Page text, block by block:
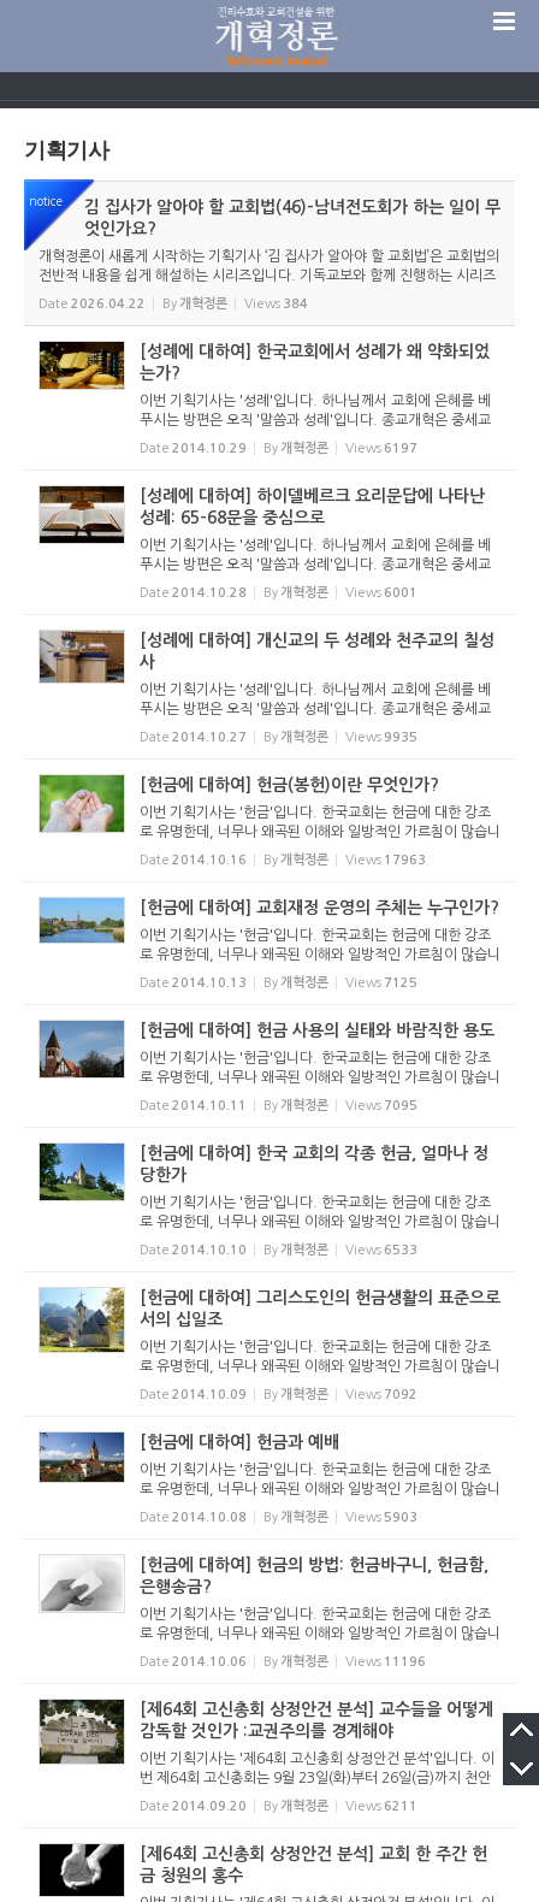
기획기사
notice
김 집사가 알아야 할 교회법(46)-남녀전도회가 하는 일이 무
엇인가요?
개혁정론이 새롭게 시작하는 기획기사 ‘김 집사가 알아야 할 교회법’은 교회법의
전반적 내용을 쉽게 해설하는 시리즈입니다. 기독교보와 함께 진행하는 시리즈
로서 여기에 싣는 것은 기독교보의 허락을 받았습니다. 글 내용은 기독교보에
Date 2026.04.22 By 개혁정론 Views 384
[성례에 대하여] 한국교회에서 성례가 왜 약화되었
는가?
이번 기획기사는 '성례'입니다. 하나님께서 교회에 은혜를 베
푸시는 방편은 오직 '말씀과 성례'입니다. 종교개혁은 중세교
회를 비판하면서 말씀 중심의 예배를 회복했지만 성례에 있어
서는 지나치게 반동적인 태도를 취했습니다. 이것을 이어받은
Date 2014.10.29 By 개혁정론 Views 6197
[성례에 대하여] 하이델베르크 요리문답에 나타난
성례: 65-68문을 중심으로
이번 기획기사는 '성례'입니다. 하나님께서 교회에 은혜를 베
푸시는 방편은 오직 '말씀과 성례'입니다. 종교개혁은 중세교
회를 비판하면서 말씀 중심의 예배를 회복했지만 성례에 있어
서는 지나치게 반동적인 태도를 취했습니다. 이것을 이어받은
Date 2014.10.28 By 개혁정론 Views 6001
[성례에 대하여] 개신교의 두 성례와 천주교의 칠성
사
이번 기획기사는 '성례'입니다. 하나님께서 교회에 은혜를 베
푸시는 방편은 오직 '말씀과 성례'입니다. 종교개혁은 중세교
회를 비판하면서 말씀 중심의 예배를 회복했지만 성례에 있어
서는 지나치게 반동적인 태도를 취했습니다. 이것을 이어받은
Date 2014.10.27 By 개혁정론 Views 9935
[헌금에 대하여] 헌금(봉헌)이란 무엇인가?
이번 기획기사는 '헌금'입니다. 한국교회는 헌금에 대한 강조
로 유명한데, 너무나 왜곡된 이해와 일방적인 가르침이 많습니
다. 이에 성경과 교회사를 통해 물질관과 헌금에 대한 가르침
을 확인해 보려고 합니다. 헌금을 예배와 직분 속에서 이해해
Date 2014.10.16 By 개혁정론 Views 17963
[헌금에 대하여] 교회재정 운영의 주체는 누구인가?
이번 기획기사는 '헌금'입니다. 한국교회는 헌금에 대한 강조
로 유명한데, 너무나 왜곡된 이해와 일방적인 가르침이 많습니
다. 이에 성경과 교회사를 통해 물질관과 헌금에 대한 가르침
을 확인해 보려고 합니다. 헌금을 예배와 직분 속에서 이해해
Date 2014.10.13 By 개혁정론 Views 7125
[헌금에 대하여] 헌금 사용의 실태와 바람직한 용도
이번 기획기사는 '헌금'입니다. 한국교회는 헌금에 대한 강조
로 유명한데, 너무나 왜곡된 이해와 일방적인 가르침이 많습니
다. 이에 성경과 교회사를 통해 물질관과 헌금에 대한 가르침
을 확인해 보려고 합니다. 헌금을 예배와 직분 속에서 이해해
Date 2014.10.11 By 개혁정론 Views 7095
[헌금에 대하여] 한국 교회의 각종 헌금, 얼마나 정
당한가
이번 기획기사는 '헌금'입니다. 한국교회는 헌금에 대한 강조
로 유명한데, 너무나 왜곡된 이해와 일방적인 가르침이 많습니
다. 이에 성경과 교회사를 통해 물질관과 헌금에 대한 가르침
을 확인해 보려고 합니다. 헌금을 예배와 직분 속에서 이해해
Date 2014.10.10 By 개혁정론 Views 6533
[헌금에 대하여] 그리스도인의 헌금생활의 표준으로
서의 십일조
이번 기획기사는 '헌금'입니다. 한국교회는 헌금에 대한 강조
로 유명한데, 너무나 왜곡된 이해와 일방적인 가르침이 많습니
다. 이에 성경과 교회사를 통해 물질관과 헌금에 대한 가르침
을 확인해 보려고 합니다. 헌금을 예배와 직분 속에서 이해해
Date 2014.10.09 By 개혁정론 Views 7092
[헌금에 대하여] 헌금과 예배
이번 기획기사는 '헌금'입니다. 한국교회는 헌금에 대한 강조
로 유명한데, 너무나 왜곡된 이해와 일방적인 가르침이 많습니
다. 이에 성경과 교회사를 통해 물질관과 헌금에 대한 가르침
을 확인해 보려고 합니다. 헌금을 예배와 직분 속에서 이해해
Date 2014.10.08 By 개혁정론 Views 5903
[헌금에 대하여] 헌금의 방법: 헌금바구니, 헌금함,
은행송금?
이번 기획기사는 '헌금'입니다. 한국교회는 헌금에 대한 강조
로 유명한데, 너무나 왜곡된 이해와 일방적인 가르침이 많습니
다. 이에 성경과 교회사를 통해 물질관과 헌금에 대한 가르침
을 확인해 보려고 합니다. 헌금을 예배와 직분 속에서 이해해
Date 2014.10.06 By 개혁정론 Views 11196
[제64회 고신총회 상정안건 분석] 교수들을 어떻게
감독할 것인가 :교권주의를 경계해야
이번 기획기사는 '제64회 고신총회 상정안건 분석'입니다. 이
번 제64회 고신총회는 9월 23일(화)부터 26일(금)까지 천안
의 고려신학대학원에서 열립니다. 우리 장로교회는 개교회 당
회가 그리스도의 통치를 대행한다고 믿지만 개교회주의에 빠
Date 2014.09.20 By 개혁정론 Views 6211
[제64회 고신총회 상정안건 분석] 교회 한 주간 헌
금 청원의 홍수
Sketchbook5, 스케치북5
Sketchbook5, 스케치북5